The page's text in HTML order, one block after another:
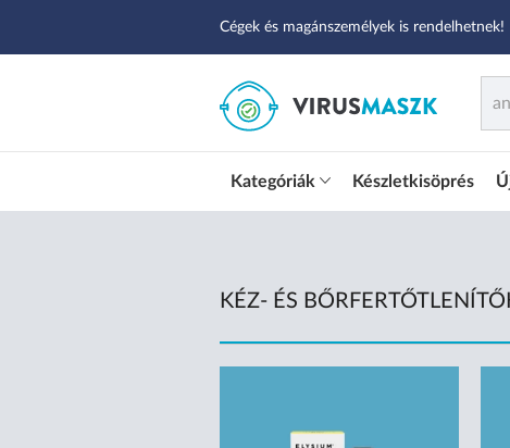
Cégek és magánszemélyek is rendelhetnek!
Kategóriák Készletkisöprés
KÉZ- ÉS